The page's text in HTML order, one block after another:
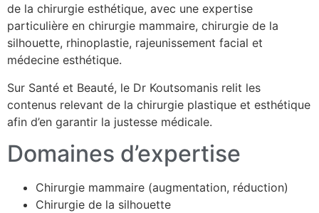
de la chirurgie esthétique, avec une expertise
particulière en chirurgie mammaire, chirurgie de la
silhouette, rhinoplastie, rajeunissement facial et
médecine esthétique.
Sur Santé et Beauté, le Dr Koutsomanis relit les
contenus relevant de la chirurgie plastique et esthétique
afin d’en garantir la justesse médicale.
Domaines d’expertise
Chirurgie mammaire (augmentation, réduction)
Chirurgie de la silhouette